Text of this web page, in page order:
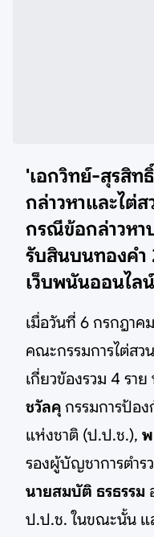
'เอกวิทย์-สุรสิท
กล่าวหาและไต่
กรณีข้อกล่าวห
รับสินบนทองคำ
เว็บพนันออนไลน์
เมื่อวันที่ 6 กรกฎาค
คณะกรรมการไต่ส
เกี่ยวข้องรวม 4 รา
ชวัลคุ กรรมการป้อ
แห่งชาติ (ป.ป.ช.),
รองผู้บัญชาการตำร
นายสมบัติ ธรธรรม
ป.ป.ช. ในขณะนั้น แ